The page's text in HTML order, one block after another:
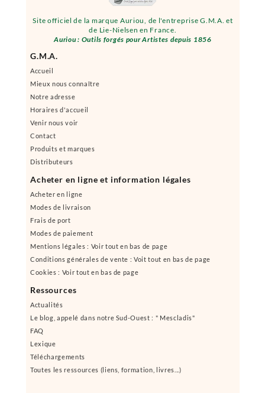
Site officiel de la marque Auriou, de l'entreprise G.M.A. et
de Lie-Nielsen en France.
Auriou : Outils forgés pour Artistes depuis 1856
G.M.A.
Accueil
Mieux nous connaître
Notre adresse
Horaires d'accueil
Venir nous voir
Contact
Produits et marques
Distributeurs
Acheter en ligne et information légales
Acheter en ligne
Modes de livraison
Frais de port
Modes de paiement
Mentions légales : Voir tout en bas de page
Conditions générales de vente : Voit tout en bas de page
Cookies : Voir tout en bas de page
Ressources
Actualités
Le blog, appelé dans notre Sud-Ouest : " Mescladis"
FAQ
Lexique
Téléchargements
Toutes les ressources (liens, formation, livres...)